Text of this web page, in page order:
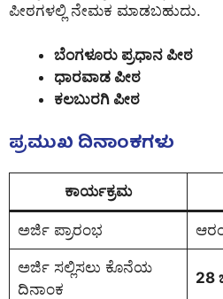
ಪೀಠಗಳಲ್ಲಿ ನೇಮಕ ಮಾಡಬಹುದು.
ಬೆಂಗಳೂರು ಪ್ರಧಾನ ಪೀಠ
ಧಾರವಾಡ ಪೀಠ
ಕಲಬುರಗಿ ಪೀಠ
ಪ್ರಮುಖ ದಿನಾಂಕಗಳು
ಕಾರ್ಯಕ್ರಮ
ಅರ್ಜಿ ಪ್ರಾರಂಭ
ಅರ್ಜಿ ಸಲ್ಲಿಸಲು ಕೊನೆಯ
ದಿನಾಂಕ
28